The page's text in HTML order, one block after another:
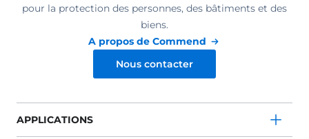
pour la protection des personnes, des bâtiments et des
biens.
A propos de Commend
Nous contacter
APPLICATIONS